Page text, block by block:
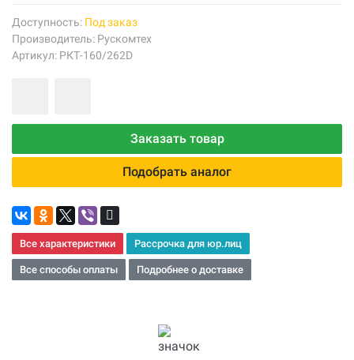
Доступность: Под заказ
Производитель: Рускомтех
Артикул: РКТ-160/262D
Заказать товар
Подобрать аналог
Все характеристики Рассрочка для юр.лиц
Все способы оплаты Подробнее о доставке